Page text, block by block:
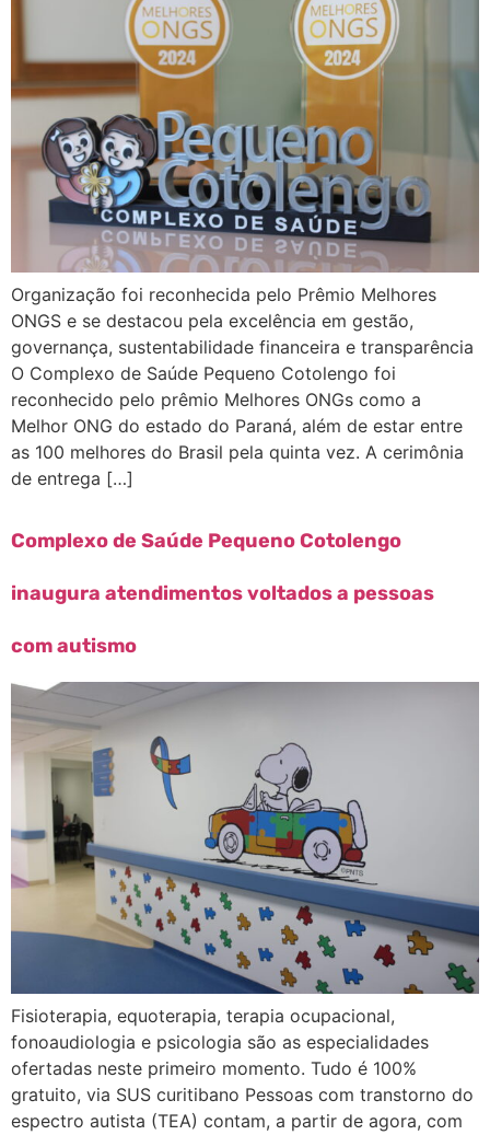
Organização foi reconhecida pelo Prêmio Melhores
ONGS e se destacou pela excelência em gestão,
governança, sustentabilidade financeira e transparência
O Complexo de Saúde Pequeno Cotolengo foi
reconhecido pelo prêmio Melhores ONGs como a
Melhor ONG do estado do Paraná, além de estar entre
as 100 melhores do Brasil pela quinta vez. A cerimônia
de entrega […]
Complexo de Saúde Pequeno Cotolengo
inaugura atendimentos voltados a pessoas
com autismo
Fisioterapia, equoterapia, terapia ocupacional,
fonoaudiologia e psicologia são as especialidades
ofertadas neste primeiro momento. Tudo é 100%
gratuito, via SUS curitibano Pessoas com transtorno do
espectro autista (TEA) contam, a partir de agora, com